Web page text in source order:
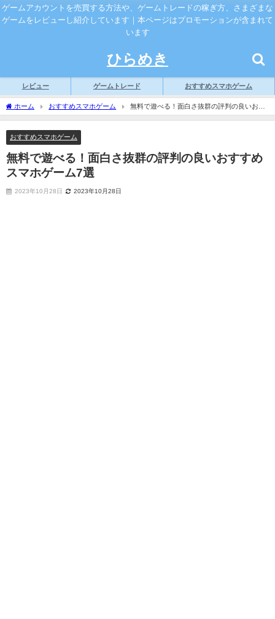
ゲームアカウントを売買する方法や、ゲームトレードの稼ぎ方、さまざまな
ゲームをレビューし紹介しています｜本ページはプロモーションが含まれて
います
ひらめき
レビュー ゲームトレード おすすめスマホゲーム
ホーム おすすめスマホゲーム
無料で遊べる！面白さ抜群の評判の良いおす
すめスマホゲーム7選
おすすめスマホゲーム
無料で遊べる！面白さ抜群の評判の良いおすすめ
スマホゲーム7選
2023年10月28日 2023年10月28日